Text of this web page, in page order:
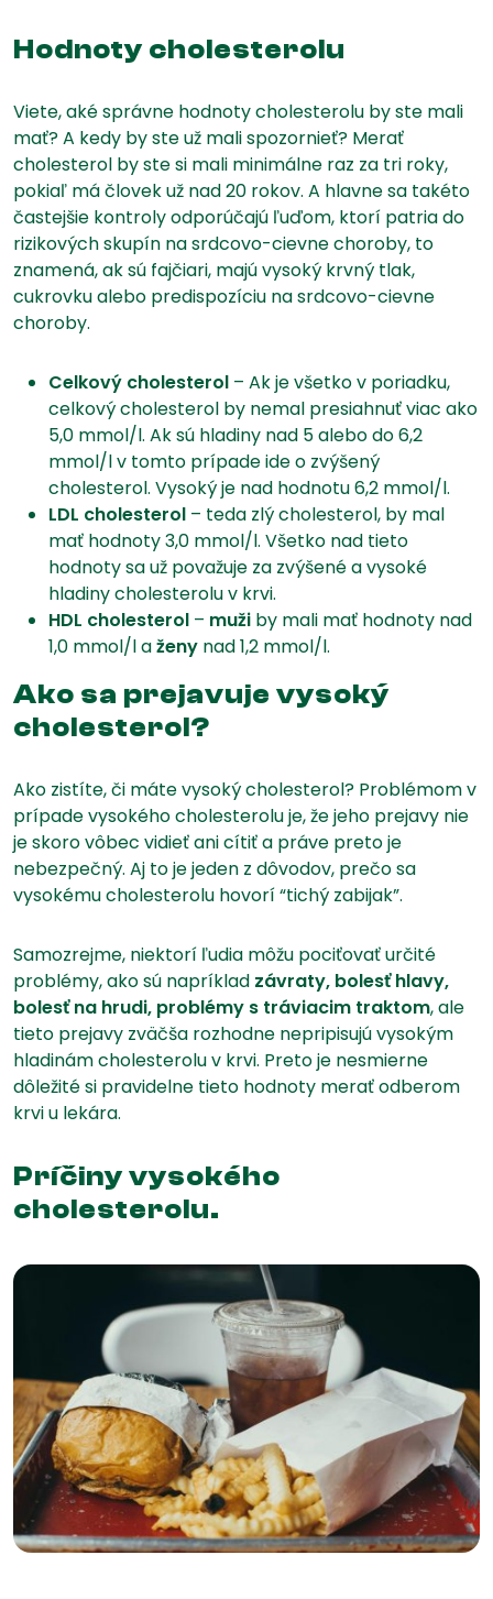
Hodnoty cholesterolu
Viete, aké správne hodnoty cholesterolu by ste mali
mať? A kedy by ste už mali spozornieť? Merať
cholesterol by ste si mali minimálne raz za tri roky,
pokiaľ má človek už nad 20 rokov. A hlavne sa takéto
častejšie kontroly odporúčajú ľuďom, ktorí patria do
rizikových skupín na srdcovo-cievne choroby, to
znamená, ak sú fajčiari, majú vysoký krvný tlak,
cukrovku alebo predispozíciu na srdcovo-cievne
choroby.
Celkový cholesterol – Ak je všetko v poriadku,
celkový cholesterol by nemal presiahnuť viac ako
5,0 mmol/l. Ak sú hladiny nad 5 alebo do 6,2
mmol/l v tomto prípade ide o zvýšený
cholesterol. Vysoký je nad hodnotu 6,2 mmol/l.
LDL cholesterol – teda zlý cholesterol, by mal
mať hodnoty 3,0 mmol/l. Všetko nad tieto
hodnoty sa už považuje za zvýšené a vysoké
hladiny cholesterolu v krvi.
HDL cholesterol – muži by mali mať hodnoty nad
1,0 mmol/l aženy nad 1,2 mmol/l.
Ako sa prejavuje vysoký
cholesterol?
Ako zistíte, či máte vysoký cholesterol? Problémom v
prípade vysokého cholesterolu je, že jeho prejavy nie
je skoro vôbec vidieť ani cítiť a práve preto je
nebezpečný. Aj to je jeden z dôvodov, prečo sa
vysokému cholesterolu hovorí “tichý zabijak”.
Samozrejme, niektorí ľudia môžu pociťovať určité
problémy, ako sú napríklad závraty, bolesť hlavy,
bolesť na hrudi, problémy s tráviacim traktom, ale
tieto prejavy zväčša rozhodne nepripisujú vysokým
hladinám cholesterolu v krvi. Preto je nesmierne
dôležité si pravidelne tieto hodnoty merať odberom
krvi u lekára.
Príčiny vysokého
cholesterolu.